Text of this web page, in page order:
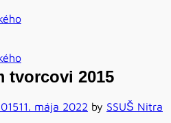
tvorcovi 2015
11. mája 2022 by SSUŠ Nitra